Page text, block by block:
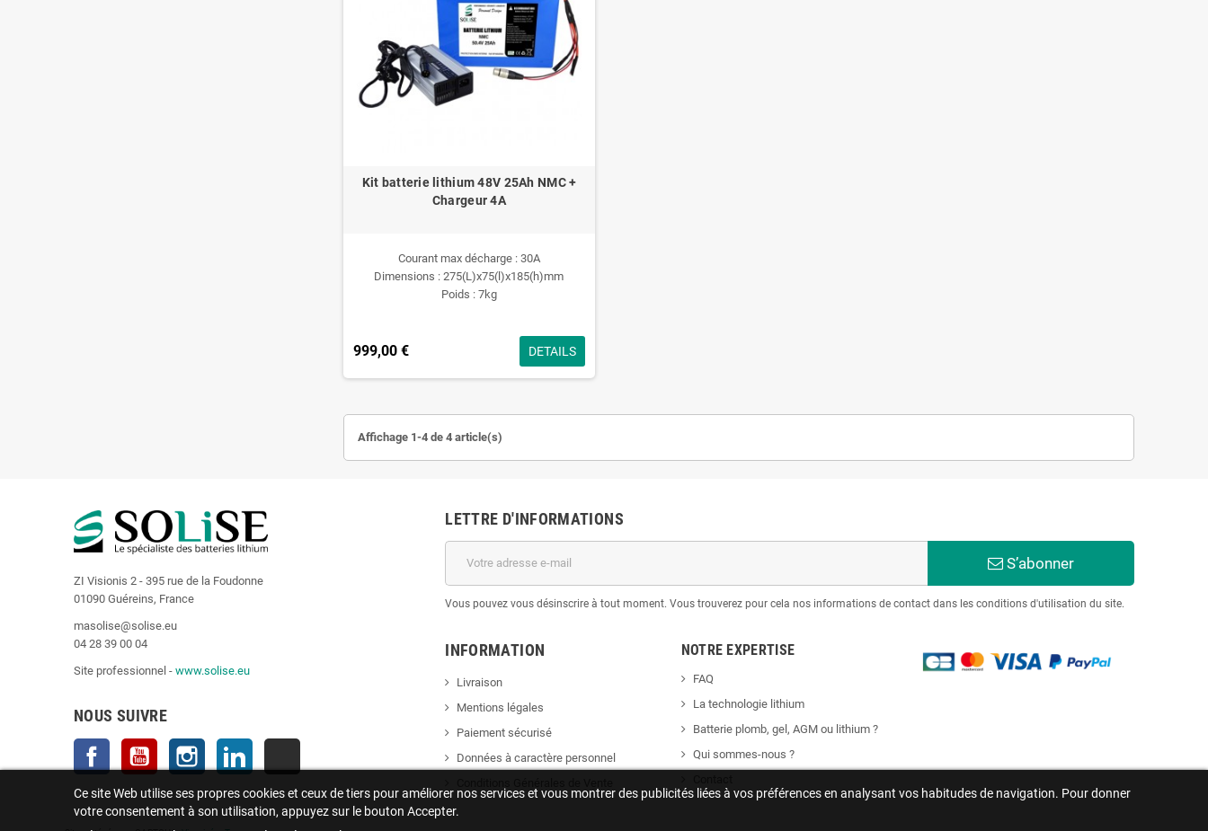
Kit batterie lithium 48V 25Ah NMC +
Chargeur 4A
Courant max décharge : 30A
Dimensions : 275(L)x75(l)x185(h)mm
Poids : 7kg
999,00 € DETAILS
Affichage 1-4 de 4 article(s)
ZI Visionis 2 - 395 rue de la Foudonne
01090 Guéreins, France
masolise@solise.eu
04 28 39 00 04
Site professionnel - www.solise.eu
NOUS SUIVRE
Facebook YouTube Instagram
LETTRE D'INFORMATIONS
S’abonner
Vous pouvez vous désinscrire à tout moment. Vous trouverez pour cela nos informations de contact dans les conditions d'utilisation du site.
INFORMATION
Livraison
Mentions légales
Paiement sécurisé
Données à caractère personnel
NOTRE EXPERTISE
FAQ
La technologie lithium
Batterie plomb, gel, AGM ou lithium ?
Qui sommes-nous ?
Ce site Web utilise ses propres cookies et ceux de tiers pour améliorer nos services et vous montrer des publicités liées à vos préférences en analysant vos habitudes de navigation. Pour donner
votre consentement à son utilisation, appuyez sur le bouton Accepter.